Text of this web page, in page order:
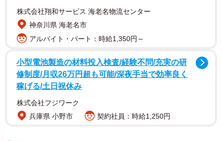
株式会社翔和サービス 海老名物流センター
神奈川県 海老名市
アルバイト・パート：時給1,350円～
小型電池製造の材料投入検査/経験不問/充実の研
修制度/月収26万円超も可能/深夜手当で効率良く
稼げる/土日祝休み
株式会社フジワーク
兵庫県 小野市
契約社員：時給1,250円